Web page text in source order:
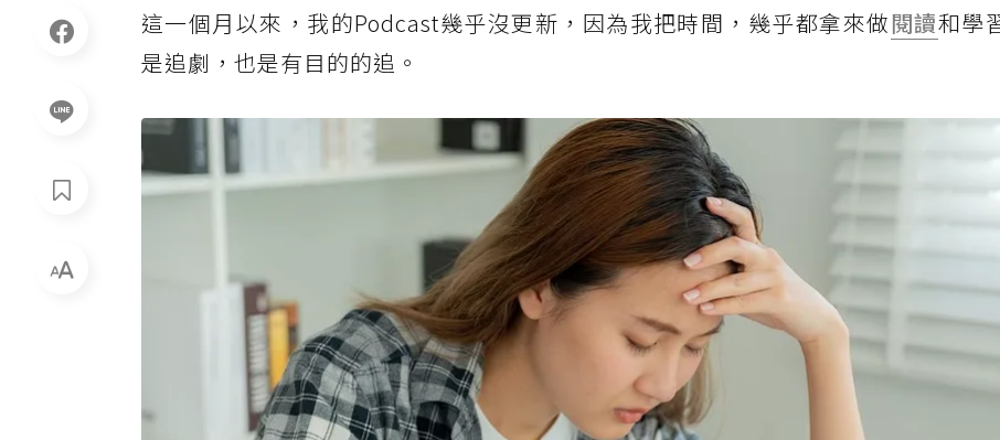
這一個月以來，我的Podcast幾乎沒更新，因為我把時間，幾乎都拿來做閱讀和學
是追劇，也是有目的的追。